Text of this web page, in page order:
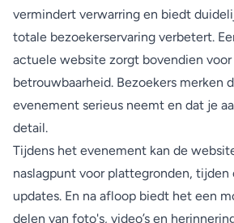
vermindert verwarring en biedt
totale bezoekerservaring verbetert.
actuele website zorgt bovendien voor
betrouwbaarheid. Bezoekers merken
evenement serieus neemt en dat je
detail.
Tijdens het evenement kan de
naslagpunt voor plattegronden, tijden
updates. En na afloop biedt het een
delen van foto's, video’s en